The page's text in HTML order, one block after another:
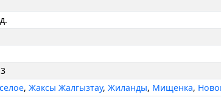
,Жаксы Жалгызтау,Жиланды, Мищенка,